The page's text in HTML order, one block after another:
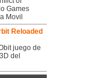
Games
Movil
Reloaded
juego de
del